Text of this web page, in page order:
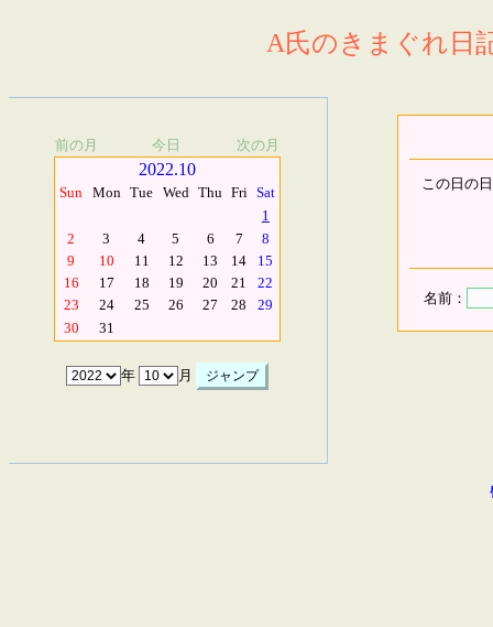
A氏のきまぐれ日
前の月 今日 次の月
2022.10
Sun Mon Tue Wed Thu Fri Sat
1
2
3 4 5 6 7
8
9
10 11 12 13 14
15
16
17 18 19 20 21
22
23
24 25 26 27 28
29
30
31
年 月
この日の
名前：